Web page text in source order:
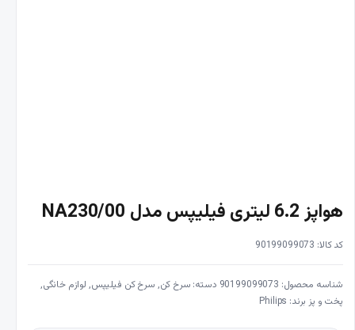
هواپز 6.2 لیتری فیلیپس مدل NA230/00
کد کالا: 90199099073
شناسه محصول: 90199099073 دسته: سرخ کن, سرخ کن فیلیپس, لوازم خانگی,
پخت و پز برند: Philips